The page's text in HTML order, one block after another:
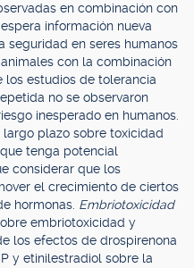
en combinación con
información nueva
seguridad en seres humanos
con la combinación
los estudios de tolerancia
no se observaron
inesperado en humanos.
largo plazo sobre toxicidad
tenga potencial
considerar que los
el crecimiento de ciertos
hormonas. Embriotoxicidad
embriotoxicidad y
los efectos de drospirenona
y etinilestradiol sobre la